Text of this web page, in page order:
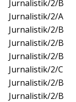
Jurnalistik/2/B
Jurnalistik/2/A
Jurnalistik/2/B
Jurnalistik/2/B
Jurnalistik/2/B
Jurnalistik/2/C
Jurnalistik/2/B
Jurnalistik/2/B